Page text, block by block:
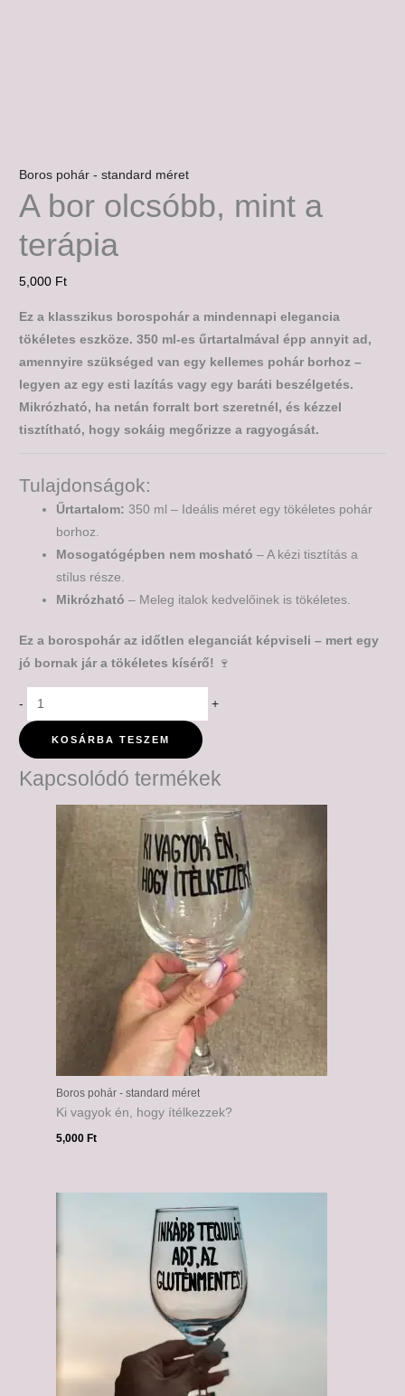
Boros pohár - standard méret
A bor olcsóbb, mint a
terápia
5,000 Ft
Ez a klasszikus borospohár a mindennapi elegancia
tökéletes eszköze. 350 ml-es űrtartalmával épp annyit ad,
amennyire szükséged van egy kellemes pohár borhoz –
legyen az egy esti lazítás vagy egy baráti beszélgetés.
Mikrózható, ha netán forralt bort szeretnél, és kézzel
tisztítható, hogy sokáig megőrizze a ragyogását.
Tulajdonságok:
Űrtartalom: 350 ml – Ideális méret egy tökéletes pohár
borhoz.
Mosogatógépben nem mosható – A kézi tisztítás a
stílus része.
Mikrózható – Meleg italok kedvelőinek is tökéletes.
Ez a borospohár az időtlen eleganciát képviseli – mert egy
jó bornak jár a tökéletes kísérő! 🍷
- +
KOSÁRBA TESZEM
Kapcsolódó termékek
Boros pohár - standard méret
Ki vagyok én, hogy ítélkezzek?
5,000 Ft